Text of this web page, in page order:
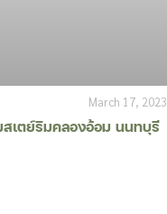
สเตย์ริมคลองอ้อม นนทบุรี
March 17, 2023